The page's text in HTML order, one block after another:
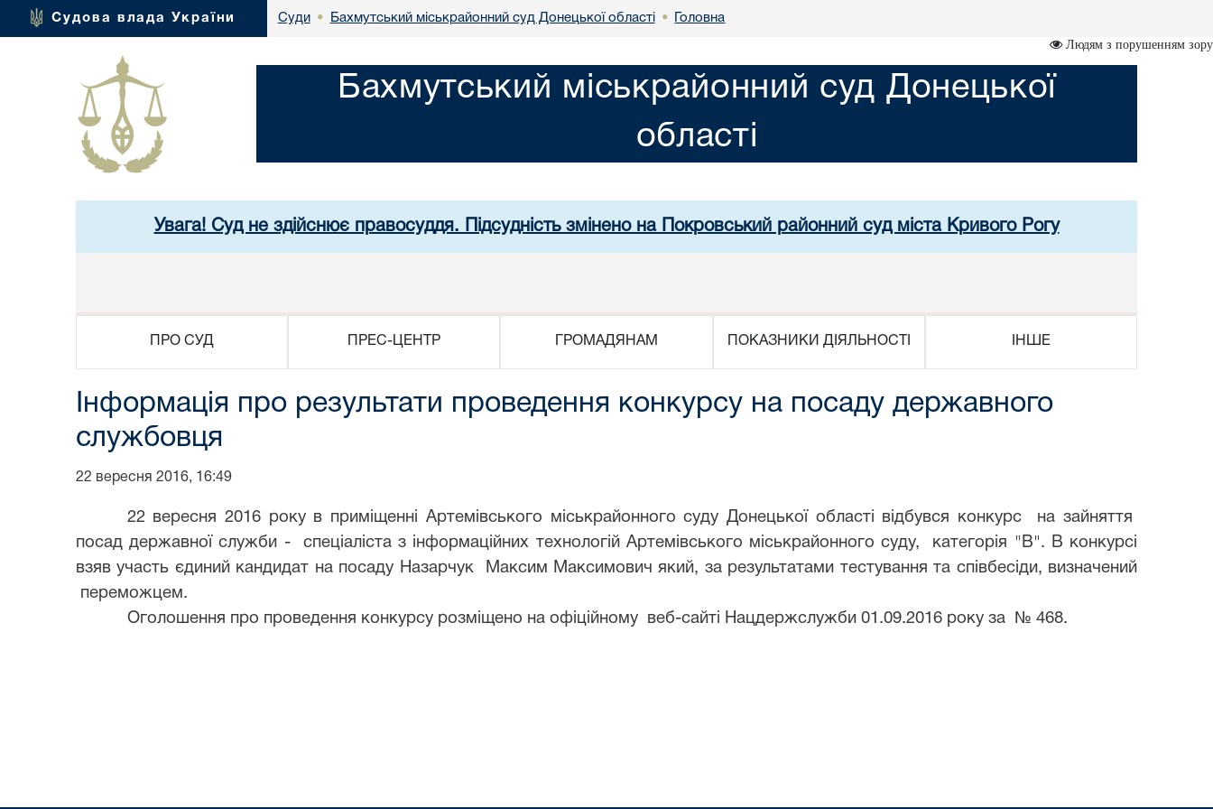
Судова влада України Суди • Бахмутський міськрайонний суд Донецької області • Головна
Людям з порушенням зору
Бахмутський міськрайонний суд Донецької
області
Увага! Суд не здійснює правосуддя. Підсудність змінено на Покровський районний суд міста Кривого Рогу
ПРО СУД ПРЕС-ЦЕНТР ГРОМАДЯНАМ ПОКАЗНИКИ ДІЯЛЬНОСТІ ІНШЕ
Інформація про результати проведення конкурсу на посаду державного
службовця
22 вересня 2016, 16:49
22 вересня 2016 року в приміщенні Артемівського міськрайонного суду Донецької області відбувся конкурс на зайняття
посад державної служби - спеціаліста з інформаційних технологій Артемівського міськрайонного суду, категорія "В". В конкурсі
взяв участь єдиний кандидат на посаду Назарчук Максим Максимович який, за результатами тестування та співбесіди, визначений
переможцем.
Оголошення про проведення конкурсу розміщено на офіційному веб-сайті Нацдержслужби 01 .09.2016 року за № 468.